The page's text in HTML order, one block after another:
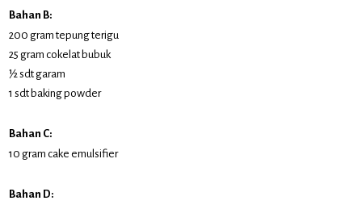
Bahan B:
200 gram tepung terigu
25 gram cokelat bubuk
½ sdt garam
1 sdt baking powder
Bahan C:
10 gram cake emulsifier
Bahan D: